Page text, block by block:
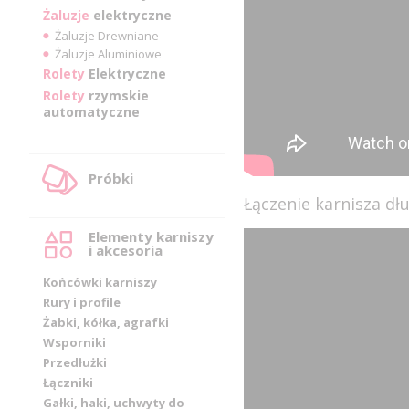
Żaluzje elektryczne
Żaluzje Drewniane
Żaluzje Aluminiowe
Rolety Elektryczne
Rolety rzymskie
automatyczne
Próbki
Elementy karniszy
i akcesoria
Końcówki karniszy
Rury i profile
Żabki, kółka, agrafki
Wsporniki
Przedłużki
Łączniki
Gałki, haki, uchwyty do
Łączenie karnisza